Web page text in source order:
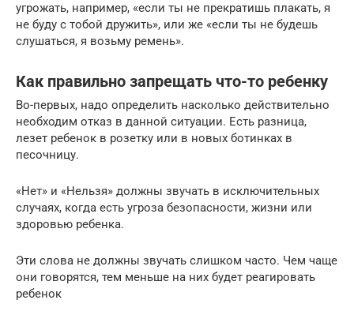
угрожать, например, «если ты не прекратишь плакать, я
не буду с тобой дружить», или же «если ты не будешь
слушаться, я возьму ремень».
Как правильно запрещать что-то ребенку
Во-первых, надо определить насколько действительно
необходим отказ в данной ситуации. Есть разница,
лезет ребенок в розетку или в новых ботинках в
песочницу.
«Нет» и «Нельзя» должны звучать в исключительных
случаях, когда есть угроза безопасности, жизни или
здоровью ребенка.
Эти слова не должны звучать слишком часто. Чем чаще
они говорятся, тем меньше на них будет реагировать
ребенок